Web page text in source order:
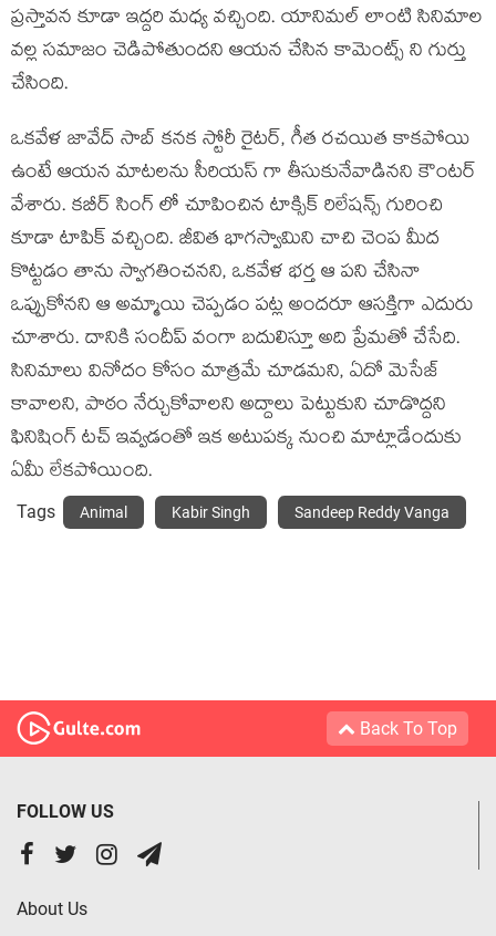
ప్రస్తావన కూడా ఇద్దరి మధ్య వచ్చింది. యానిమల్ లాంటి సినిమాల
వల్ల సమాజం చెడిపోతుందని ఆయన చేసిన కామెంట్స్ ని గుర్తు
చేసింది.
ఒకవేళ జావేద్ సాబ్ కనక స్టోరీ రైటర్, గీత రచయిత కాకపోయి
ఉంటే ఆయన మాటలను సీరియస్ గా తీసుకునేవాడినని కౌంటర్
వేశారు. కబీర్ సింగ్ లో చూపించిన టాక్సిక్ రిలేషన్స్ గురించి
కూడా టాపిక్ వచ్చింది. జీవిత భాగస్వామిని చాచి చెంప మీద
కొట్టడం తాను స్వాగతించనని, ఒకవేళ భర్త ఆ పని చేసినా
ఒప్పుకోనని ఆ అమ్మాయి చెప్పడం పట్ల అందరూ ఆసక్తిగా ఎదురు
చూశారు. దానికి సందీప్ వంగా బదులిస్తూ అది ప్రేమతో చేసేది.
సినిమాలు వినోదం కోసం మాత్రమే చూడమని, ఏదో మెసేజ్
కావాలని, పాఠం నేర్చుకోవాలని అద్దాలు పెట్టుకుని చూడొద్దని
ఫినిషింగ్ టచ్ ఇవ్వడంతో ఇక అటుపక్క నుంచి మాట్లాడేందుకు
ఏమీ లేకపోయింది.
Tags Animal Kabir Singh Sandeep Reddy Vanga
Back To Top
FOLLOW US
About Us